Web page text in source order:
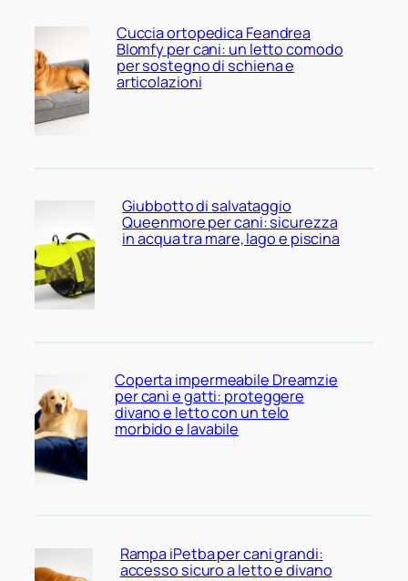
Cuccia ortopedica Feandrea
Blomfy per cani: un letto comodo
per sostegno di schiena e
articolazioni
Giubbotto di salvataggio
Queenmore per cani: sicurezza
in acqua tra mare, lago e piscina
Coperta impermeabile Dreamzie
per cani e gatti: proteggere
divano e letto con un telo
morbido e lavabile
Rampa iPetba per cani grandi:
accesso sicuro a letto e divano